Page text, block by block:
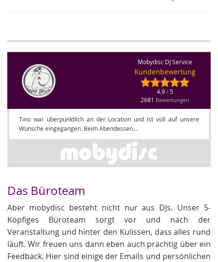
Mobydisc DJ Service
Kundenbewertung
4.9 / 5
2681 Bewertungen
Tino war überpünktlich an der Location und ist voll auf unsere
Wünsche eingegangen. Beim Abendessen...
Das Büroteam
Aber mobydisc besteht nicht nur aus DJs. Unser 5-
Köpfiges Büroteam sorgt vor und nach der
Veranstaltung und hinter den Kulissen, dass alles rund
läuft. Wir freuen uns dann eben auch prächtig über ein
Feedback. Hier sind einige der Emails und persönlichen